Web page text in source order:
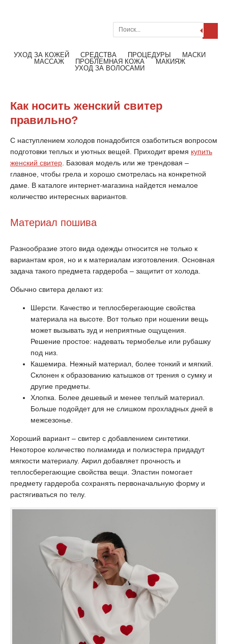
УХОД ЗА КОЖЕЙ СРЕДСТВА ПРОЦЕДУРЫ
МАСКИ
МАССАЖ
ПРОБЛЕМНАЯ КОЖА
МАКИЯЖ
УХОД ЗА ВОЛОСАМИ
Как носить женский свитер
правильно?
С наступлением холодов понадобится озаботиться вопросом
подготовки теплых и уютных вещей. Приходит время купить
женский свитер . Базовая модель или же трендовая –
главное, чтобы грела и хорошо смотрелась на конкретной
даме. В каталоге интернет-магазина найдется немалое
количество интересных вариантов.
Материал пошива
Разнообразие этого вида одежды относится не только к
вариантам кроя, но и к материалам изготовления. Основная
задача такого предмета гардероба – защитит от холода.
Обычно свитера делают из:
Шерсти. Качество и теплосберегающие свойства
материала на высоте. Вот только при ношении вещь
может вызывать зуд и неприятные ощущения.
Решение простое: надевать термобелье или рубашку
под низ.
Кашемира. Нежный материал, более тонкий и мягкий.
Склонен к образованию катышков от трения о сумку и
другие предметы.
Хлопка. Более дешевый и менее теплый материал.
Больше подойдет для не слишком прохладных дней в
межсезонье.
Хороший вариант – свитер с добавлением синтетики.
Некоторое количество полиамида и полиэстера придадут
мягкости материалу. Акрил добавляет прочность и
теплосберегающие свойства вещи. Эластин помогает
предмету гардероба сохранять первоначальную форму и
растягиваться по телу.